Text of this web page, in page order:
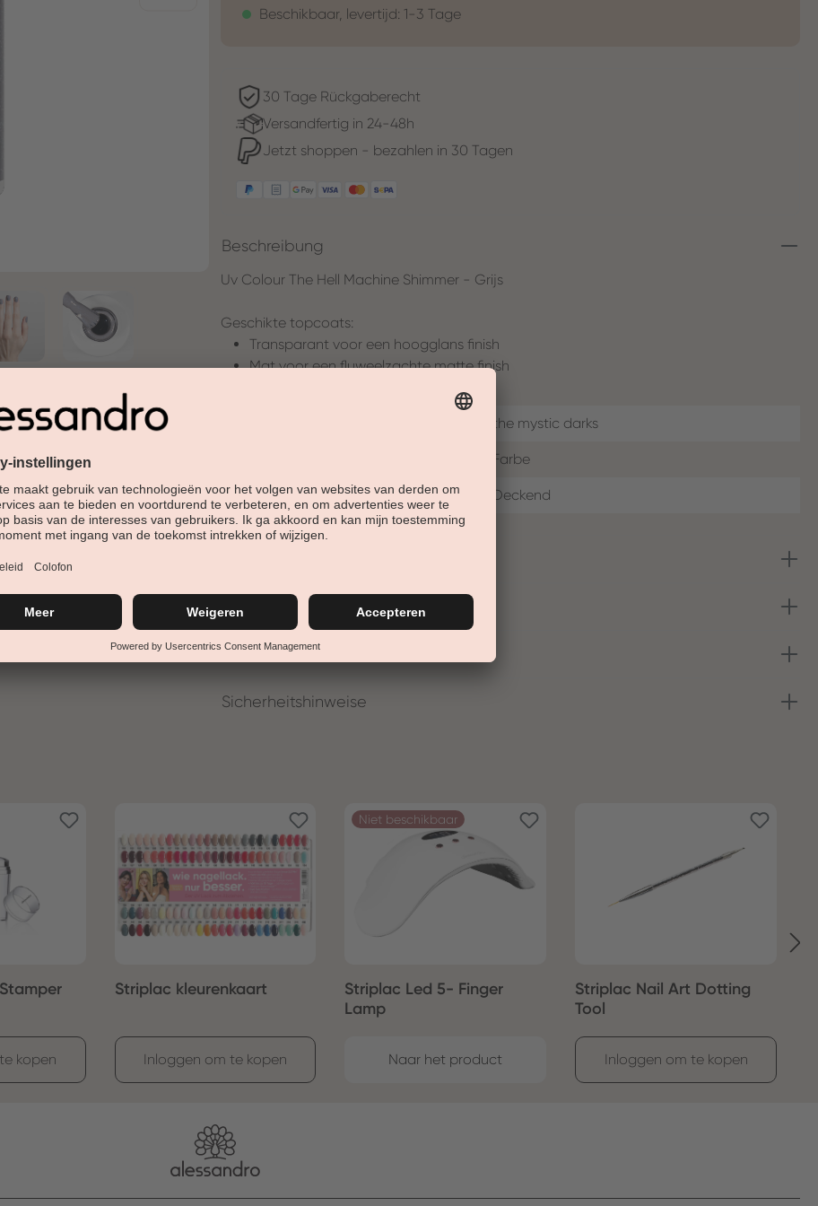
Beschikbaar, levertijd: 1-3 Tage
30 Tage Rückgaberecht
Versandfertig in 24-48h
Jetzt shoppen - bezahlen in 30 Tagen
Beschreibung
Uv Colour The Hell Machine Shimmer - Grijs
Geschikte topcoats:
Transparant voor een hoogglans finish
Mat voor een fluweelzachte matte finish
the mystic darks
Farbe
Effekt: Deckend
Anwendung
Inhaltsstoffe
Sicherheitshinweise
kopen
Striplac kleurenkaart
Inloggen om te kopen
Niet beschikbaar
Striplac Led 5- Finger
Lamp
Naar het product
Striplac Nail Art Dotting
Tool
Inloggen om te kopen